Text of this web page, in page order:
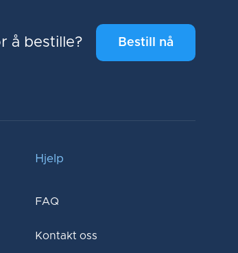
å bestille? Bestill nå
Hjelp
FAQ
Kontakt oss